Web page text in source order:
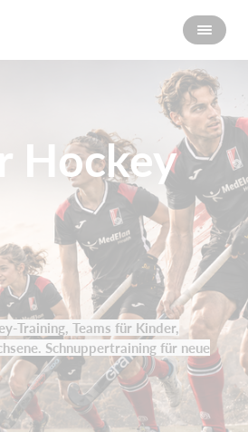
Hockey
Training, Teams für Kinder,
Schnuppertraining für neue